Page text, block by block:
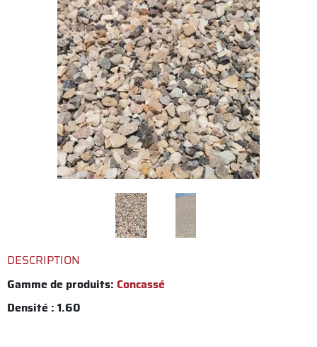
DESCRIPTION
Gamme de produits: Concassé
Densité : 1.60